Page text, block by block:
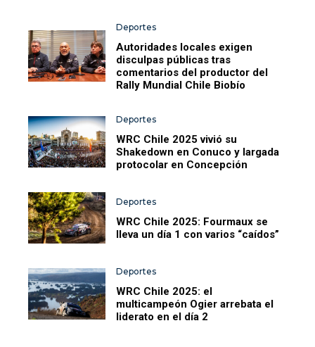
Deportes
Autoridades locales exigen
disculpas públicas tras
comentarios del productor del
Rally Mundial Chile Biobío
Deportes
WRC Chile 2025 vivió su
Shakedown en Conuco y largada
protocolar en Concepción
Deportes
WRC Chile 2025: Fourmaux se
lleva un día 1 con varios “caídos”
Deportes
WRC Chile 2025: el
multicampeón Ogier arrebata el
liderato en el día 2